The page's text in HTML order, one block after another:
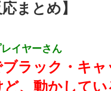
応まとめ】
イヤーさん
ブラック・キャ
ど、動かして